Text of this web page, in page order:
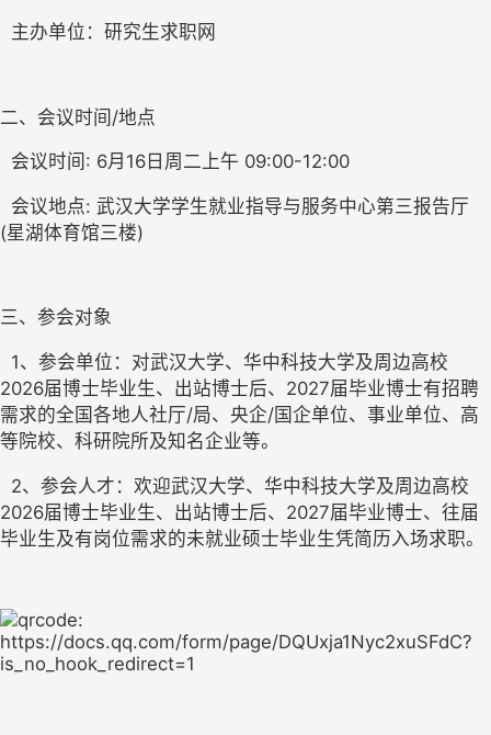
主办单位：研究生求职网
二、会议时间/地点
会议时间: 6月16日周二上午 09:00-12:00
会议地点: 武汉大学学生就业指导与服务中心第三报告厅
(星湖体育馆三楼)
三、参会对象
1、参会单位：对武汉大学、华中科技大学及周边高校
2026届博士毕业生、出站博士后、2027届毕业博士有招聘
需求的全国各地人社厅/局、央企/国企单位、事业单位、高
等院校、科研院所及知名企业等。
2、参会人才：欢迎武汉大学、华中科技大学及周边高校
2026届博士毕业生、出站博士后、2027届毕业博士、往届
毕业生及有岗位需求的未就业硕士毕业生凭简历入场求职。